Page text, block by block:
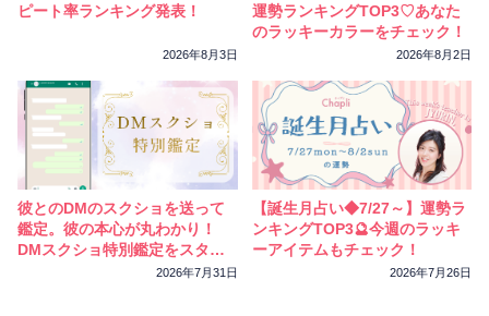
ピート率ランキング発表！
2026年8月3日
運勢ランキングTOP3♡あなた
のラッキーカラーをチェック！
2026年8月2日
彼とのDMのスクショを送って
鑑定。彼の本心が丸わかり！
DMスクショ特別鑑定をスター
2026年7月31日
【誕生月占い◆7/27～】運勢ラ
ンキングTOP3🔮今週のラッキ
ーアイテムもチェック！
2026年7月26日